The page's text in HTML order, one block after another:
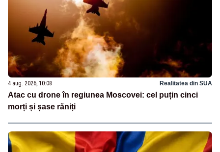
4 aug. 2026, 10:08 Realitatea din SUA
Atac cu drone în regiunea Moscovei: cel puțin cinci
morți și șase răniți